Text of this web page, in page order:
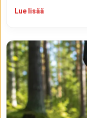
Lue lisää